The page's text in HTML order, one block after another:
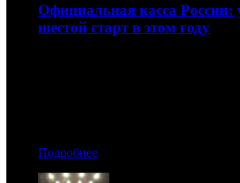
Официальная касса России:
шестой старт в этом году
Подробнее